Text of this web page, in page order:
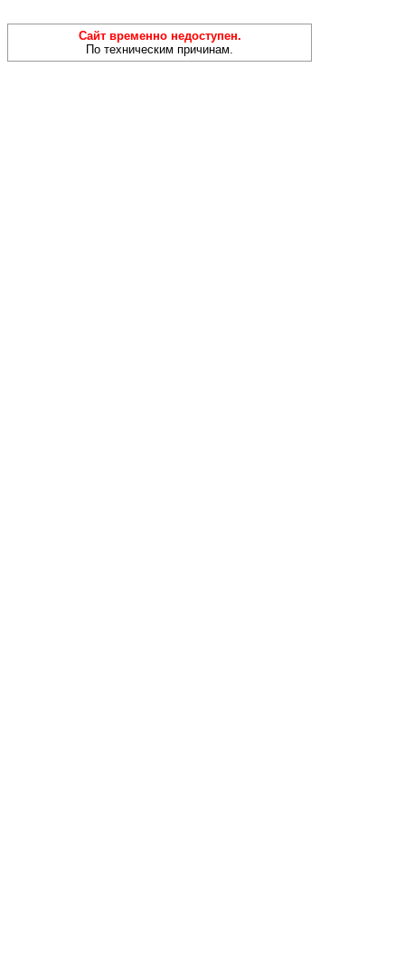
Сайт временно недоступен.
По техническим причинам.